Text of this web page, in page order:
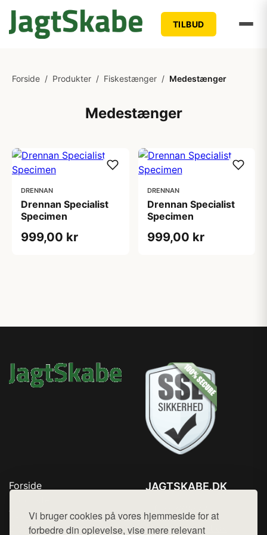
Vi bruger cookies på vores hjemmeside for at
forbedre din oplevelse, vise mere relevant
TILBUD
Forside / Produkter / Fiskestænger / Medestænger
Medestænger
DRENNAN
Drennan Specialist
Specimen
999,00 kr
DRENNAN
Drennan Specialist
Specimen
999,00 kr
Forside
Top Rabatter
Blog
JAGTSKABE.DK
Mail: hej@want.dk